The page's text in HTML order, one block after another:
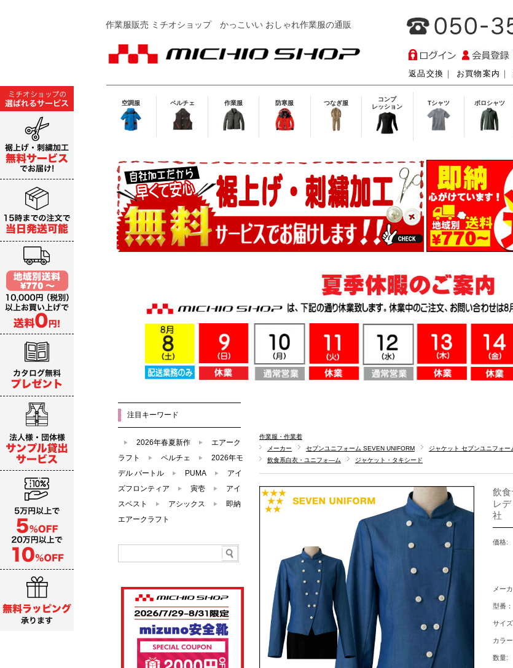
作業服販売 ミチオショップかっこいい おしゃれ作業服の通販
返品交換 ｜ お買物案内 ｜
空調服 ペルチェ 作業服 防寒服 つなぎ服
コンプ
レッション
Tシャツ ポロシャツ
作業服・作業着
メーカー
セブンユニフォーム SEVEN UNIFORM
ジャケット セブンユニフォー
飲食系白衣・ユニフォ―ム
ジャケット・タキシード
飲食
レ
社
価格:
メー
型番：
サイズ
カラー
数量:
注目キーワード
2026年春夏新作
エアーク
ラフト
ペルチェ
2026年モ
デル バートル
PUMA
アイ
ズフロンティア
寅壱
アイ
スベスト
アシックス
即納
エアークラフト